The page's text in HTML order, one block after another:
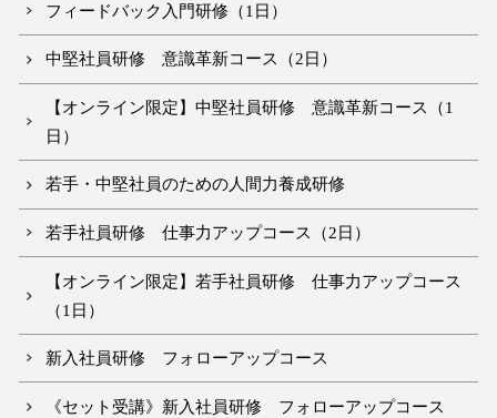
フィードバック入門研修（1日）
中堅社員研修 意識革新コース（2日）
【オンライン限定】中堅社員研修 意識革新コース（1
日）
若手・中堅社員のための人間力養成研修
若手社員研修 仕事力アップコース（2日）
【オンライン限定】若手社員研修 仕事力アップコース
（1日）
新入社員研修 フォローアップコース
《セット受講》新入社員研修 フォローアップコース